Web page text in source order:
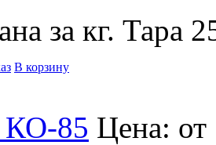
за кг. Тара
В корзину
КО-85 Цена: от